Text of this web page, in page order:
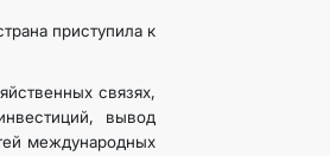
приступила к
связях,
вывод
международных